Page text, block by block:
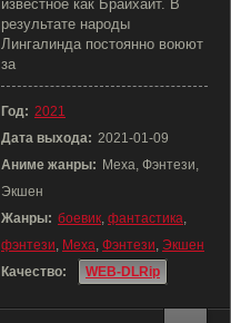
известное как Брайхайт. В
результате народы
Лингалинда постоянно воюют
за
Год: 2021
Дата выхода: 2021-01-09
Аниме жанры: Меха, Фэнтези,
Экшен
Жанры: боевик, фантастика,
фэнтези, Меха, Фэнтези, Экшен
Качество:
WEB-DLRip